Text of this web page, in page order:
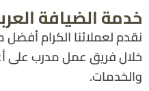
خدمة الضيافة
نقدم لعملائنا الكرام
خلال فريق عمل مدرب على
والخدمات.